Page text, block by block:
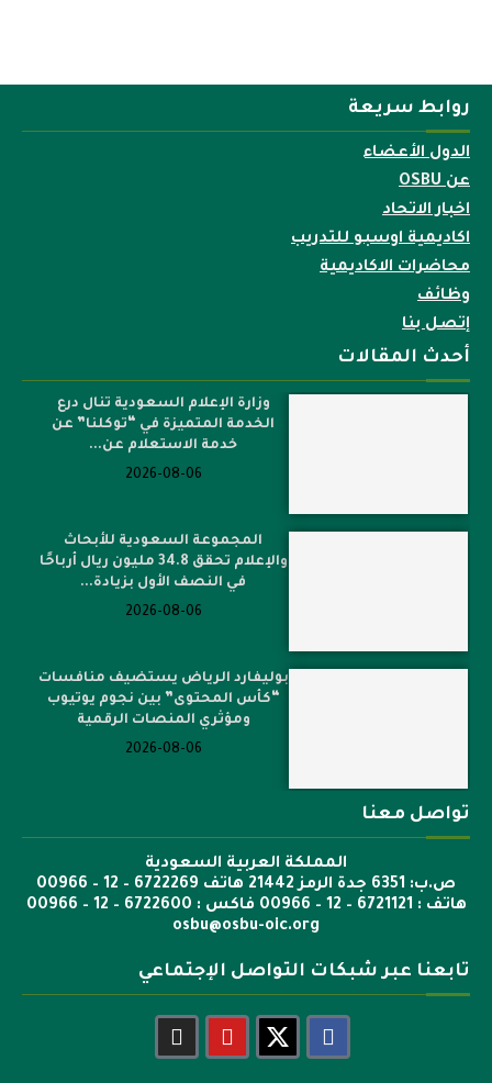
روابط سريعة
الدول الأعضاء
عن OSBU
اخبار الاتحاد
اكاديمية اوسبو للتدريب
محاضرات الاكاديمية
وظائف
إتصل بنا
أحدث المقالات
وزارة الإعلام السعودية تنال درع
الخدمة المتميزة في “توكلنا” عن
خدمة الاستعلام عن...
2026-08-06
المجموعة السعودية للأبحاث
والإعلام تحقق 34.8 مليون ريال أرباحًا
في النصف الأول بزيادة...
2026-08-06
بوليفارد الرياض يستضيف منافسات
“كأس المحتوى” بين نجوم يوتيوب
ومؤثري المنصات الرقمية
2026-08-06
تواصل معنا
المملكة العربية السعودية
ص.ب: 6351 جدة الرمز 21442 هاتف 6722269 – 12 – 00966
هاتف : 6721121 – 12 – 00966 فاكس : 6722600 – 12 – 00966
osbu@osbu-oic.org
تابعنا عبر شبكات التواصل الإجتماعي